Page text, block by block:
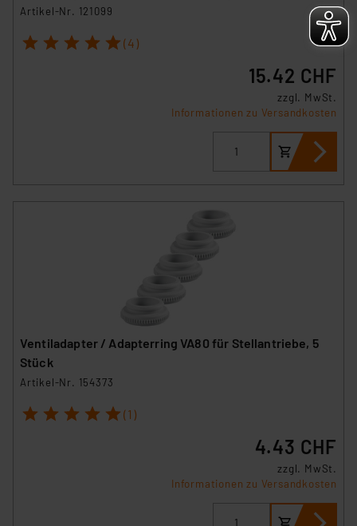
Artikel-Nr. 121099
1 2 3 4 5 (4)
15.42 CHF
zzgl. MwSt.
Informationen zu Versandkosten
Ventiladapter / Adapterring VA80 für Stellantriebe, 5
Stück
Artikel-Nr. 154373
1 2 3 4 5 (1)
4.43 CHF
zzgl. MwSt.
Informationen zu Versandkosten